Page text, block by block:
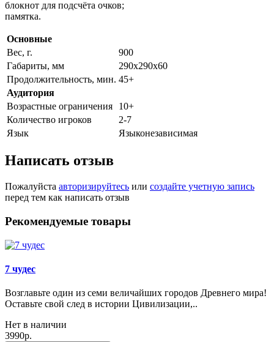
блокнот для подсчёта очков;
памятка.
Основные
Вес, г.
900
Габариты, мм
290х290х60
Продолжительность, мин. 45+
Аудитория
Возрастные ограничения
10+
Количество игроков
2-7
Язык
Языконезависимая
Написать отзыв
Пожалуйста авторизируйтесь или создайте учетную запись
перед тем как написать отзыв
Рекомендуемые товары
7 чудес
Возглавьте один из семи величайших городов Древнего мира!
Оставьте свой след в истории Цивилизации,..
Нет в наличии
3990р.